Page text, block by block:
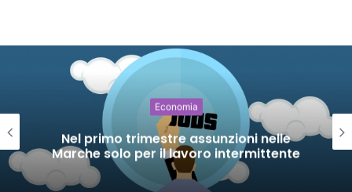
Economia
Nel primo trimestre assunzioni nelle
Marche solo per il lavoro intermittente